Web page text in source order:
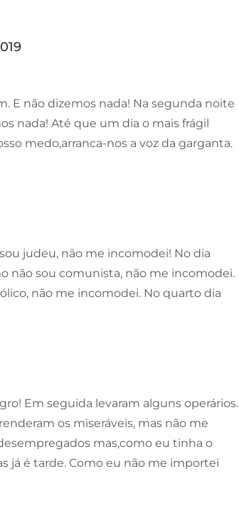
E não dizemos nada! Na segunda noite
nada! Até que um dia o mais frágil
medo,arranca-nos a voz da garganta.
judeu, não me incomodei! No dia
não sou comunista, não me incomodei.
não me incomodei. No quarto dia
Em seguida levaram alguns operários.
os miseráveis, mas não me
mas,como eu tinha o
já é tarde. Como eu não me importei